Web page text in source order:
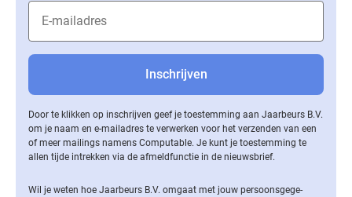
Door te klikken op inschrijven geef je toestemming aan Jaarbeurs B.V.
om je naam en e-mailadres te verwerken voor het verzenden van een
of meer mailings namens Computable. Je kunt je toestemming te
allen tijde intrekken via de af­meld­func­tie in de nieuwsbrief.
Wil je weten hoe Jaarbeurs B.V. omgaat met jouw per­soons­ge­ge­